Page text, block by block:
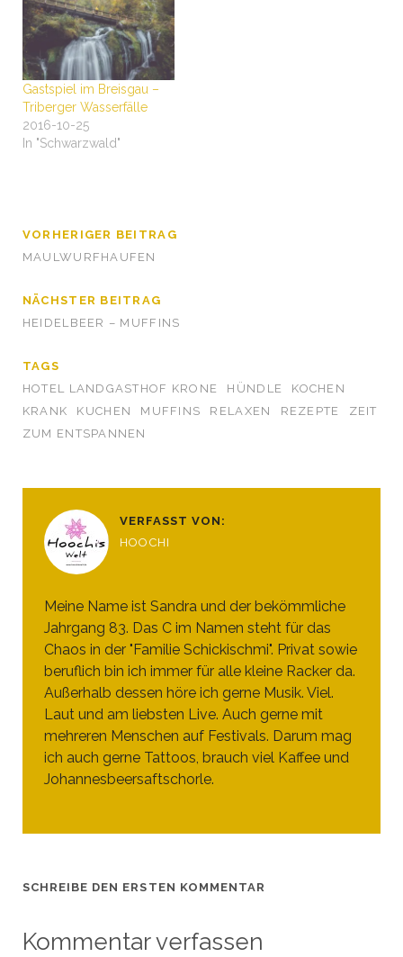
Gastspiel im Breisgau –
Triberger Wasserfälle
2016-10-25
In "Schwarzwald"
VORHERIGER BEITRAG
MAULWURFHAUFEN
NÄCHSTER BEITRAG
HEIDELBEER – MUFFINS
TAGS
HOTEL LANDGASTHOF KRONE
HÜNDLE
KOCHEN
KRANK
KUCHEN MUFFINS RELAXEN REZEPTE
ZEIT
ZUM ENTSPANNEN
VERFASST VON:
HOOCHI
Meine Name ist Sandra und der bekömmliche
Jahrgang 83. Das C im Namen steht für das
Chaos in der "Familie Schickischmi". Privat sowie
beruflich bin ich immer für alle kleine Racker da.
Außerhalb dessen höre ich gerne Musik. Viel.
Laut und am liebsten Live. Auch gerne mit
mehreren Menschen auf Festivals. Darum mag
ich auch gerne Tattoos, brauch viel Kaffee und
Johannesbeersaftschorle.
SCHREIBE DEN ERSTEN KOMMENTAR
Kommentar verfassen